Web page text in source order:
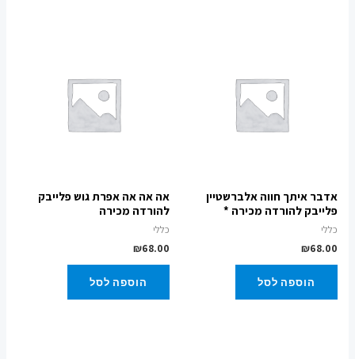
אדבר איתך חווה אלברשטיין
פלייבק להורדה מכירה *
כללי
₪68.00
הוספה לסל
אה אה אה אפרת גוש פלייבק
להורדה מכירה
כללי
₪68.00
הוספה לסל